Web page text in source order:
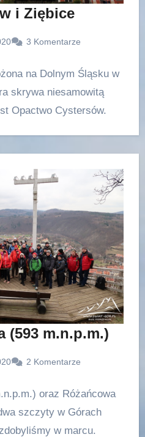
i Ziębice
3 Komentarze
na Dolnym Śląsku w
skrywa niesamowitą
Opactwo Cystersów.
(593 m.n.p.m.)
2 Komentarze
oraz Różańcowa
szczyty w Górach
w marcu.